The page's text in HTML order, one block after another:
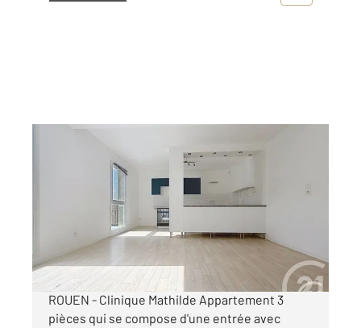
, 3 pièces
Appartement F3 à louer
750 €
par mois charges comprises
ROUEN - Clinique Mathilde Appartement 3
pièces qui se compose d'une entrée avec